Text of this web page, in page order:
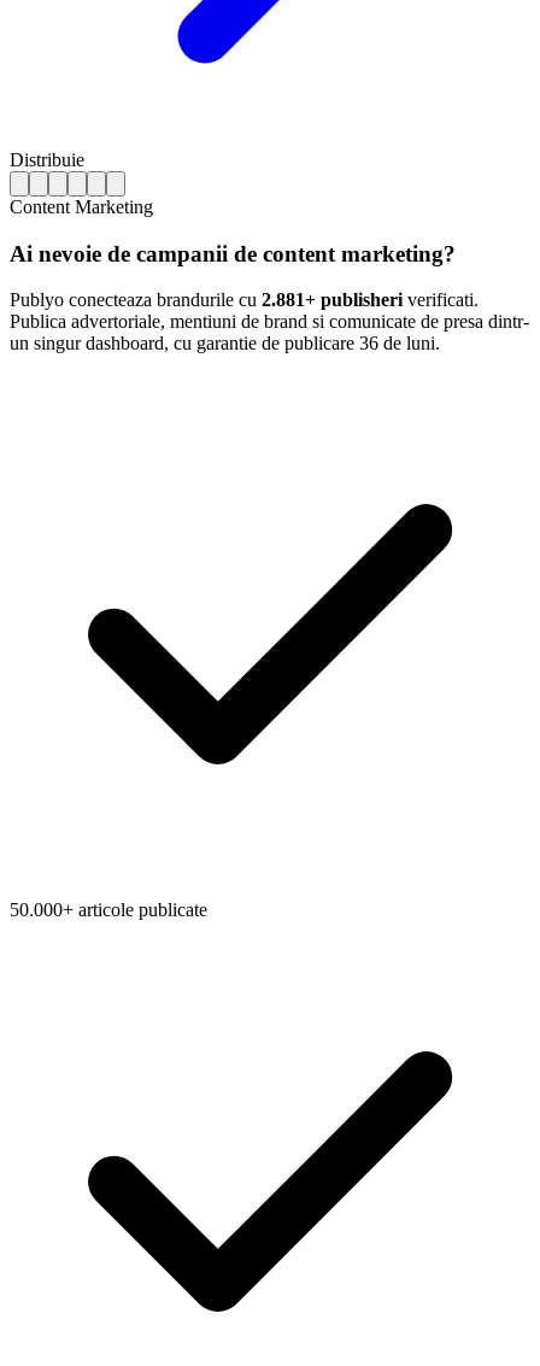
Distribuie
Content Marketing
Ai nevoie de campanii de content marketing?
Publyo conecteaza brandurile cu 2.881+ publisheri verificati.
Publica advertoriale, mentiuni de brand si comunicate de presa dintr-
un singur dashboard, cu garantie de publicare 36 de luni.
50.000+ articole publicate